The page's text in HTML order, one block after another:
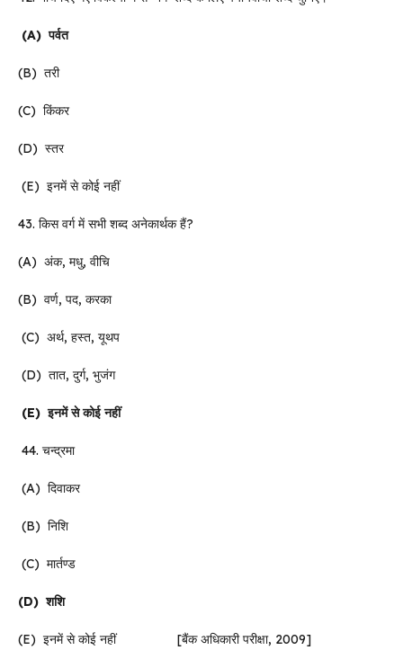
(A)पर्वत
(B) तरी
(C) किंकर
(D) स्तर
(E) इनमें से कोई नहीं
43. किस वर्ग में सभी शब्द अनेकार्थक हैं?
(A) अंक, मधु, वीचि
(B) वर्ण, पद, करका
(C) अर्थ, हस्त, यूथप
(D) तात, दुर्ग, भुजंग
(E)इनमें से कोई नहीं
44. चन्द्रमा
(A) दिवाकर
(B) निशि
(C) मार्तण्ड
(D)शशि
(E) इनमें से कोई नहीं [बैंक अधिकारी परीक्षा, 2009]